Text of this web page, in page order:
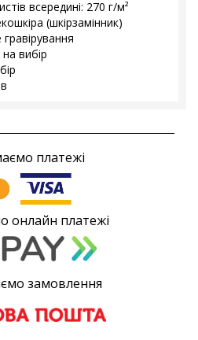
всередині: 270 г/м²
(шкірзамінник)
вибір
платежі
онлайн платежі
замовлення